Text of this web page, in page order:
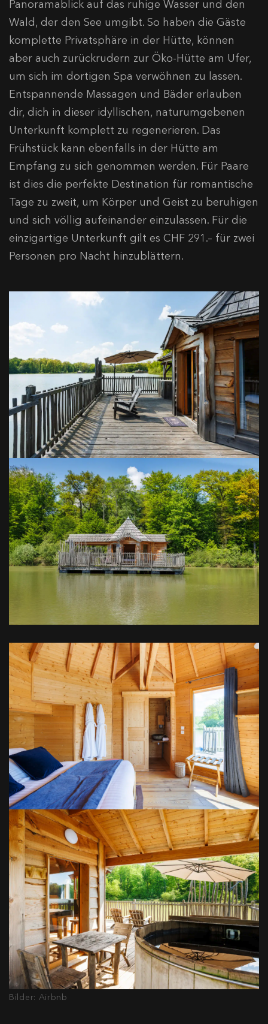
Panoramablick auf das ruhige Wasser und den
Wald, der den See umgibt. So haben die Gäste
komplette Privatsphäre in der Hütte, können
aber auch zurückrudern zur Öko-Hütte am Ufer,
um sich im dortigen Spa verwöhnen zu lassen.
Entspannende Massagen und Bäder erlauben
dir, dich in dieser idyllischen, naturumgebenen
Unterkunft komplett zu regenerieren. Das
Frühstück kann ebenfalls in der Hütte am
Empfang zu sich genommen werden. Für Paare
ist dies die perfekte Destination für romantische
Tage zu zweit, um Körper und Geist zu beruhigen
und sich völlig aufeinander einzulassen. Für die
einzigartige Unterkunft gilt es CHF 291.– für zwei
Personen pro Nacht hinzublättern.
Bilder: Airbnb